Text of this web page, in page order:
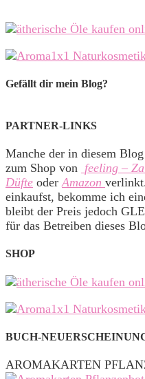
Gefällt dir mein Blog?
PARTNER-LINKS
Manche der in diesem
zum Shop von feeling –
Düfte oderAmazon
einkaufst, bekomme ich
bleibt der Preis jedoch
für das Betreiben dieses
SHOP
BUCH-
AROMAKARTEN